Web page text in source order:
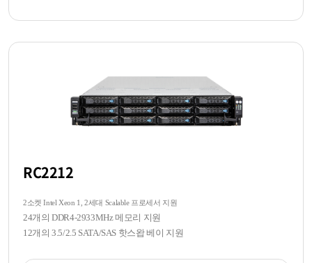
RC2212
2소켓 Intel Xeon 1, 2세대 Scalable 프로세서 지원
24개의 DDR4-2933MHz 메모리 지원
12개의 3.5/2.5 SATA/SAS 핫스왑 베이 지원